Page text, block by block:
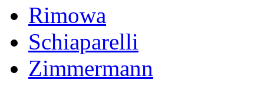
Rimowa
Schiaparelli
Zimmermann